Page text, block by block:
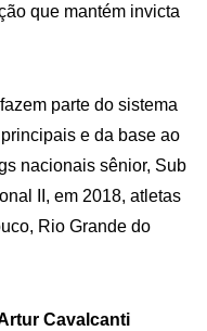
que mantém invicta
parte do sistema
e da base ao
nacionais sênior, Sub
II, em 2018, atletas
Rio Grande do
Cavalcanti